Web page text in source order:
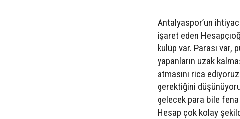
Antalyaspor’un
işaret eden
kulüp var. Parası var,
yapanların uzak
atmasını rica
gerektiğini
gelecek para bile fena
Hesap çok kolay